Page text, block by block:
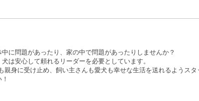
に問題があったり、家の中で問題があったりしませんか？
は安心して頼れるリーダーを必要としています。
親身に受け止め、飼い主さんも愛犬も幸せな生活を送れるようスタ